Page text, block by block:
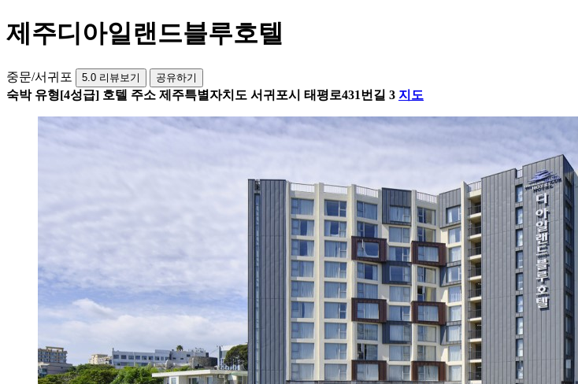
제주디아일랜드블루호텔
중문/서귀포 5.0 리뷰보기 공유하기
숙박 유형[4성급] 호텔 주소 제주특별자치도 서귀포시 태평로431번길 3 지도